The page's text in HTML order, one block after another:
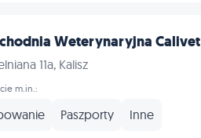
Weterynaryjna Calivet
11a, Kalisz
m.in.:
Paszporty Inne